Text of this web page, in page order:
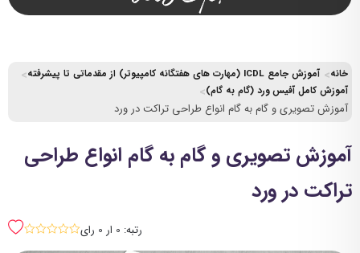
خانه
آموزش جامع ICDL (مهارت های هفتگانه کامپیوتر) از مقدماتی تا پیشرفته
آموزش کامل آفیس ورد (گام به گام)
آموزش تصویری و گام به گام انواع طراحی تراکت در ورد
آموزش تصویری و گام به گام انواع طراحی
تراکت در ورد
رتبه: 0 ار 0 رای sssss